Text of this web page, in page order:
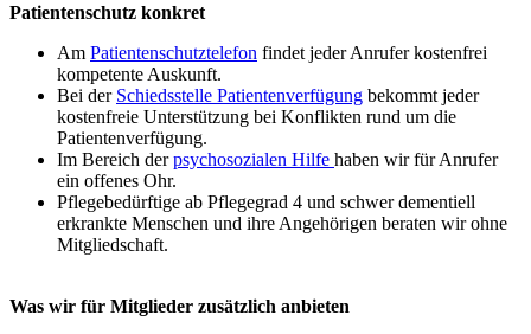
Patientenschutz konkret
Am Patientenschutztelefon findet jeder Anrufer kostenfrei
kompetente Auskunft.
Bei der Schiedsstelle Patientenverfügung bekommt jeder
kostenfreie Unterstützung bei Konflikten rund um die
Patientenverfügung.
Im Bereich derpsychosozialen Hilfe haben wir für Anrufer
ein offenes Ohr.
Pflegebedürftige ab Pflegegrad 4 und schwer dementiell
erkrankte Menschen und ihre Angehörigen beraten wir ohne
Mitgliedschaft.
Was wir für Mitglieder zusätzlich anbieten